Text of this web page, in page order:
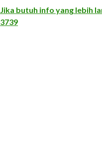
Jika butuh info yang lebih
3739